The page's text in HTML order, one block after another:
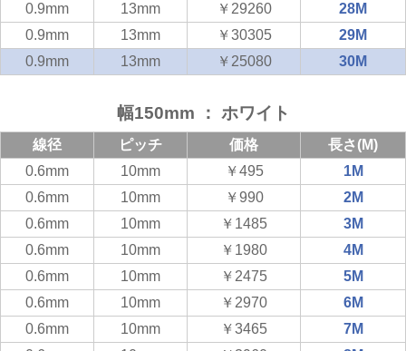
0.9mm
13mm ￥29260
28M
0.9mm
13mm ￥30305
29M
0.9mm
13mm ￥25080 30M
幅150mm ： ホワイト
線径 ピッチ 価格
長さ(M)
0.6mm
10mm ￥495
1M
0.6mm
10mm ￥990
2M
0.6mm
10mm ￥1485
3M
0.6mm
10mm ￥1980
4M
0.6mm
10mm ￥2475
5M
0.6mm
10mm ￥2970
6M
0.6mm
10mm ￥3465
7M